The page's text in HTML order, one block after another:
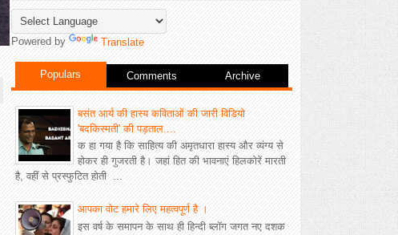
Powered by Translate
Populars Comments Archive
बसंत आर्य की हास्य कविताओं की जारी विडियो
'बदकिस्मती' की पड़ताल....
क हा गया है कि साहित्य की अमृतधारा हास्य और व्यंग्य से
होकर ही गुजरती है। जहां हित की भावनाएं हिलकोरें मारती
है, वहीं से प्रस्फुटित होती ...
आपका वोट हमारे लिए महत्वपूर्ण है ।
इस वर्ष के समापन के साथ ही हिन्दी ब्लॉग जगत नए दशक